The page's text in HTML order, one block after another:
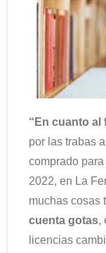
“En cuanto
por las trabas
comprado
2022, en La
muchas cosas
cuenta gotas,
licencias